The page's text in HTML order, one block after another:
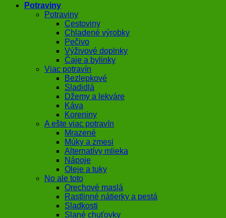
Potraviny
Potraviny
Cestoviny
Chladené výrobky
Pečivo
Výživové doplnky
Čaje a bylinky
Viac potravín
Bezlepkové
Sladidlá
Džemy a lekváre
Káva
Koreniny
A ešte viac potravín
Mrazené
Múky a zmesi
Alternatívy mlieka
Nápoje
Oleje a tuky
No ale toto
Orechové maslá
Rastlinné nátierky a pestá
Sladkosti
Slané chuťovky